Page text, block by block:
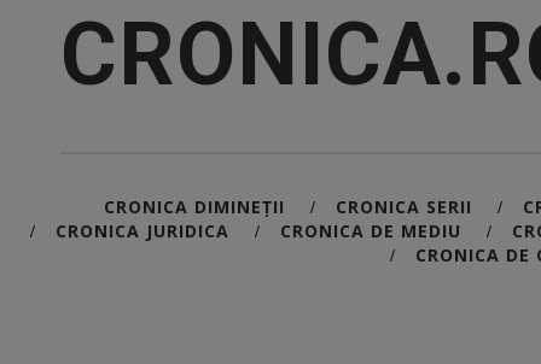
CRONICA DIMINEȚII / CRONICA SERII /
/ CRONICA JURIDICA / CRONICA DE MEDIU /
/ CRONICA DE